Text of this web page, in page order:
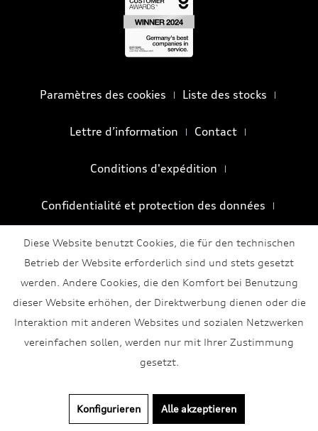
Paramètres des cookies Liste des stocks
Lettre d’information Contact
Conditions d'expédition
Confidentialité et protection des données
Conditions générales Mentions légales
Diese Website benutzt Cookies, die für den technischen
Betrieb der Website erforderlich sind und stets gesetzt
werden. Andere Cookies, die den Komfort bei Benutzung
dieser Website erhöhen, der Direktwerbung dienen oder die
Interaktion mit anderen Websites und sozialen Netzwerken
vereinfachen sollen, werden nur mit Ihrer Zustimmung
gesetzt.
Konfigurieren Alle akzeptieren